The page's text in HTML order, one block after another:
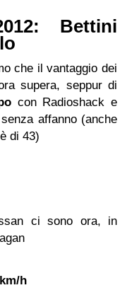
Bettini
che il vantaggio dei
supera, seppur di
con Radioshack e
affanno (anche
di 43)
ci sono ora, in
h